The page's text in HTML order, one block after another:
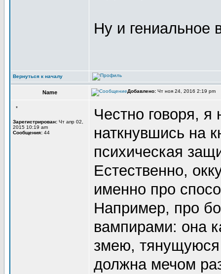
Ну и гениальное
Вернуться к началу
Name Добавлено: Чт ноя 24, 2016 2:19 pm
*
Зарегистрирован: Чт апр 02,
2015 10:19 am
Сообщения: 44
Честно говоря, я
наткнувшись на
психическая
Естественно,
именно про
Например, про
вампирами: она
змею,
должна мечом